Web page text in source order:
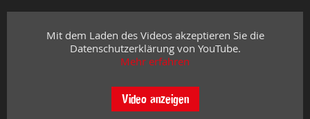
Mit dem Laden des Videos akzeptieren Sie die
Datenschutzerklärung von YouTube.
Mehr erfahren
Video anzeigen